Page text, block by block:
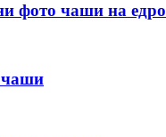
фото чаши на едро
чаши